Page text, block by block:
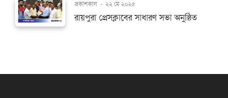
প্রকাশকাল - ২২ মে ২০২৫
রায়পুরা প্রেসক্লাবের সাধারণ সভা অনুষ্ঠিত